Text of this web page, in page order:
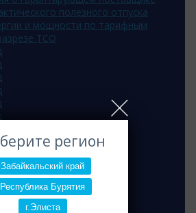
регион
Забайкальский край
Республика Бурятия
г.Элиста
полезного отпуска
и мощности по тарифным
ТСО